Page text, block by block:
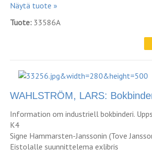
Näytä tuote »
Tuote: 33586A
WAHLSTRÖM, LARS:
Information om industriell bokbinderi.
K4
Signe Hammarsten-Janssonin (Tove
Eistolalle suunnittelema exlibris